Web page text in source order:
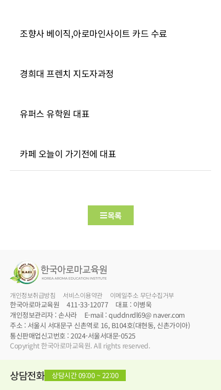
조향사 베이직,아로마인사이트 카드 수료
경희대 프렌치 지도자과정
유퍼스 유학원 대표
카페 오늘이 가기전에 대표
목록
개인정보취급방침 서비스이용약관 이메일주소 무단수집거부
한국아로마교육원 411-33-12077
대표 : 이병욱
개인정보관리자 : 손사라
E-mail : quddnrdl69@ naver.com
주소 : 서울시 서대문구 신촌역로 16, B104호(대현동, 신촌가이아)
통신판매업신고번호 : 2024-서울서대문-0525
Copyright 한국아로마교육원. All rights reserved.
상담전화 상담시간 09:00 ~ 22:00